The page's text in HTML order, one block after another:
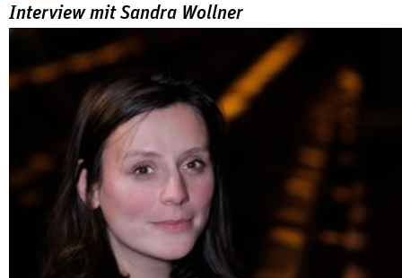
Interview mit Sandra Wollner